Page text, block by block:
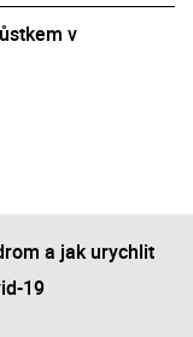
v
a jak urychlit
19